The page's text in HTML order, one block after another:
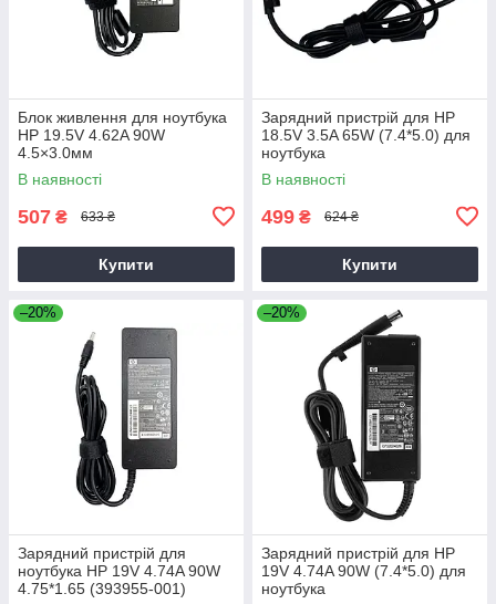
Блок живлення для ноутбука
HP 19.5V 4.62A 90W
4.5×3.0мм
В наявності
507 ₴ 633 ₴
Купити
Зарядний пристрій для HP
18.5V 3.5A 65W (7.4*5.0) для
ноутбука
В наявності
499 ₴ 624 ₴
Купити
–20%
Зарядний пристрій для
ноутбука HP 19V 4.74A 90W
4.75*1.65 (393955-001)
–20%
Зарядний пристрій для HP
19V 4.74A 90W (7.4*5.0) для
ноутбука